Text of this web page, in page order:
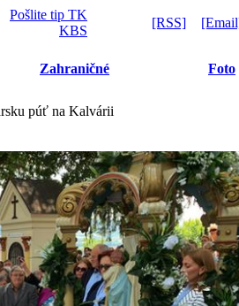
Pošlite tip TK
KBS
[RSS]
Zahraničné Foto
púť na Kalvárii